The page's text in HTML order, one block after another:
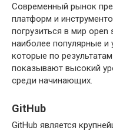
Современный рынок
платформ и
погрузиться в мир
наиболее популярные и
которые по
показывают высокий
среди начинающих.
GitHub
GitHub является